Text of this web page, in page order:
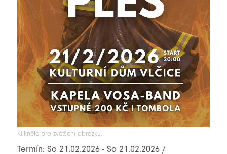
Klikněte pro zvětšení obrázku.
Termín: So 21.02.2026 - So 21.02.2026 /